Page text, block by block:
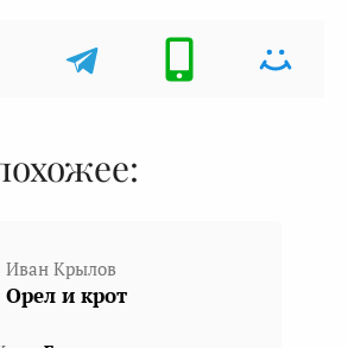
Иван Крылов
Орел и крот